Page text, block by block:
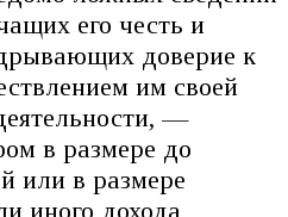
его честь и
доверие к
им своей
—
в размере до
или в размере
иного дохода